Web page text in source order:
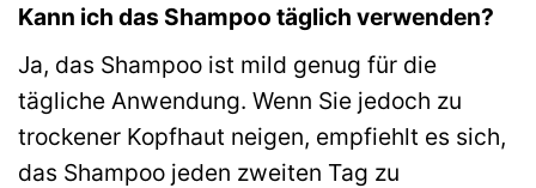
Kann ich das Shampoo täglich verwenden?
Ja, das Shampoo ist mild genug für die
tägliche Anwendung. Wenn Sie jedoch zu
trockener Kopfhaut neigen, empfiehlt es sich,
das Shampoo jeden zweiten Tag zu